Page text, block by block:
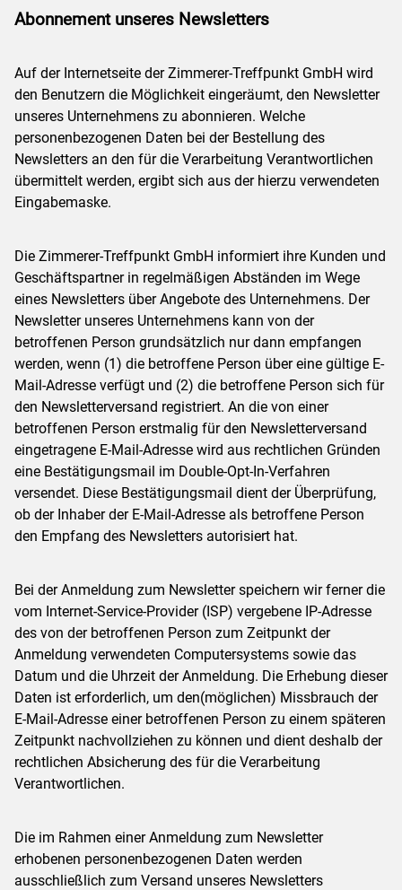
Abonnement unseres Newsletters
Auf der Internetseite der Zimmerer-Treffpunkt GmbH wird
den Benutzern die Möglichkeit eingeräumt, den Newsletter
unseres Unternehmens zu abonnieren. Welche
personenbezogenen Daten bei der Bestellung des
Newsletters an den für die Verarbeitung Verantwortlichen
übermittelt werden, ergibt sich aus der hierzu verwendeten
Eingabemaske.
Die Zimmerer-Treffpunkt GmbH informiert ihre Kunden und
Geschäftspartner in regelmäßigen Abständen im Wege
eines Newsletters über Angebote des Unternehmens. Der
Newsletter unseres Unternehmens kann von der
betroffenen Person grundsätzlich nur dann empfangen
werden, wenn (1) die betroffene Person über eine gültige E-
Mail-Adresse verfügt und (2) die betroffene Person sich für
den Newsletterversand registriert. An die von einer
betroffenen Person erstmalig für den Newsletterversand
eingetragene E-Mail-Adresse wird aus rechtlichen Gründen
eine Bestätigungsmail im Double-Opt-In-Verfahren
versendet. Diese Bestätigungsmail dient der Überprüfung,
ob der Inhaber der E-Mail-Adresse als betroffene Person
den Empfang des Newsletters autorisiert hat.
Bei der Anmeldung zum Newsletter speichern wir ferner die
vom Internet-Service-Provider (ISP) vergebene IP-Adresse
des von der betroffenen Person zum Zeitpunkt der
Anmeldung verwendeten Computersystems sowie das
Datum und die Uhrzeit der Anmeldung. Die Erhebung dieser
Daten ist erforderlich, um den(möglichen) Missbrauch der
E-Mail-Adresse einer betroffenen Person zu einem späteren
Zeitpunkt nachvollziehen zu können und dient deshalb der
rechtlichen Absicherung des für die Verarbeitung
Verantwortlichen.
Die im Rahmen einer Anmeldung zum Newsletter
erhobenen personenbezogenen Daten werden
ausschließlich zum Versand unseres Newsletters